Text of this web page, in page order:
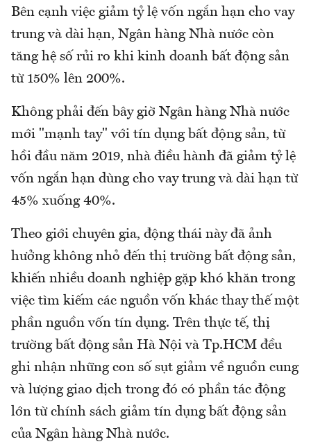
Bên cạnh việc giảm tỷ lệ vốn ngắn hạn cho vay
trung và dài hạn, Ngân hàng Nhà nước còn
tăng hệ số rủi ro khi kinh doanh bất động sản
từ 150% lên 200%.
Không phải đến bây giờ Ngân hàng Nhà nước
mới "mạnh tay" với tín dụng bất động sản, từ
hồi đầu năm 2019, nhà điều hành đã giảm tỷ lệ
vốn ngắn hạn dùng cho vay trung và dài hạn từ
45% xuống 40%.
Theo giới chuyên gia, động thái này đã ảnh
hưởng không nhỏ đến thị trường bất động sản,
khiến nhiều doanh nghiệp gặp khó khăn trong
việc tìm kiếm các nguồn vốn khác thay thế một
phần nguồn vốn tín dụng. Trên thực tế, thị
trường bất động sản Hà Nội và Tp.HCM đều
ghi nhận những con số sụt giảm về nguồn cung
và lượng giao dịch trong đó có phần tác động
lớn từ chính sách giảm tín dụng bất động sản
của Ngân hàng Nhà nước.